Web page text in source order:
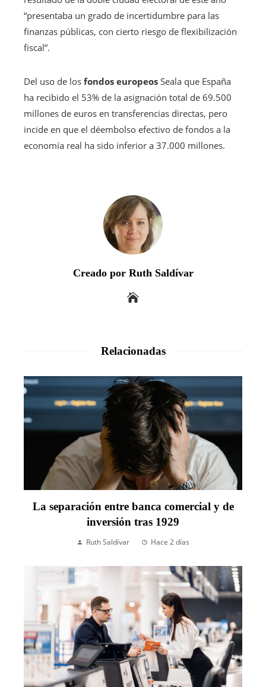
“presentaba un grado de incertidumbre para las
finanzas públicas, con cierto riesgo de flexibilización
fiscal”.
Del uso de los fondos europeos Seala que España
ha recibido el 53% de la asignación total de 69.500
millones de euros en transferencias directas, pero
incide en que el déembolso efectivo de fondos a la
economía real ha sido inferior a 37.000 millones.
Creado por Ruth Saldívar
Relacionadas
La separación entre banca comercial y de
inversión tras 1929
Ruth Saldívar Hace 2 días